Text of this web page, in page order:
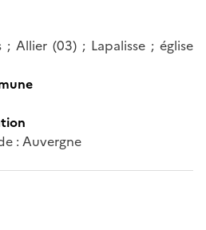
; Allier (03) ; Lapalisse ; église
: Auvergne